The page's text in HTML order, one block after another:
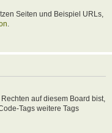
Seiten und Beispiel URLs,
.
auf diesem Board bist,
Tags weitere Tags